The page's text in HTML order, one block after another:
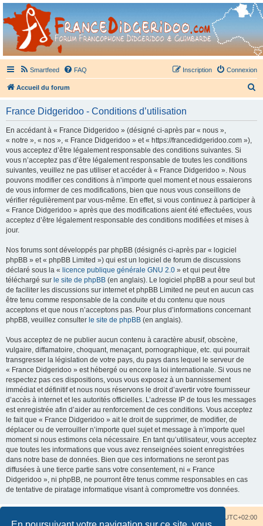
France Didgeridoo
Didgeridoo et Guimbarde sur France Didgeridoo - retrouvez la communauté.
Smartfeed FAQ Connexion
Inscription
Accueil du forum
France Didgeridoo - Conditions d’utilisation
En accédant à « France Didgeridoo » (désigné ci-après par « nous »,
« notre », « nos », « France Didgeridoo » et « https://francedidgeridoo.com »),
vous acceptez d’être légalement responsable des conditions suivantes. Si
vous n’acceptez pas d’être légalement responsable de toutes les conditions
suivantes, veuillez ne pas utiliser et accéder à « France Didgeridoo ». Nous
pouvons modifier ces conditions à n’importe quel moment et nous essaierons
de vous informer de ces modifications, bien que nous vous conseillons de
vérifier régulièrement par vous-même. En effet, si vous continuez à participer à
« France Didgeridoo » après que des modifications aient été effectuées, vous
acceptez d’être légalement responsable des conditions modifiées et mises à
jour.
Nos forums sont développés par phpBB (désignés ci-après par « logiciel
phpBB » et « phpBB Limited ») qui est un logiciel de forum de discussions
déclaré sous la « licence publique générale GNU 2.0 » et qui peut être
téléchargé sur le site de phpBB (en anglais). Le logiciel phpBB a pour seul but
de faciliter les discussions sur internet et phpBB Limited ne peut en aucun cas
être tenu comme responsable de la conduite et du contenu que nous
acceptons et que nous n’acceptons pas. Pour plus d’informations concernant
phpBB, veuillez consulter le site de phpBB (en anglais).
Vous acceptez de ne publier aucun contenu à caractère abusif, obscène,
vulgaire, diffamatoire, choquant, menaçant, pornographique, etc. qui pourrait
transgresser la législation de votre pays, du pays dans lequel le serveur de
« France Didgeridoo » est hébergé ou encore la loi internationale. Si vous ne
respectez pas ces dispositions, vous vous exposez à un bannissement
immédiat et définitif et nous nous réservons le droit d’avertir votre fournisseur
d’accès à internet et les autorités officielles. L’adresse IP de tous les messages
est enregistrée afin d’aider au renforcement de ces conditions. Vous acceptez
le fait que « France Didgeridoo » ait le droit de supprimer, de modifier, de
déplacer ou de verrouiller n’importe quel sujet et message à n’importe quel
moment si nous estimons cela nécessaire. En tant qu’utilisateur, vous acceptez
que toutes les informations que vous avez renseignées soient enregistrées
dans notre base de données. Bien que ces informations ne seront pas
diffusées à une tierce partie sans votre consentement, ni « France
Didgeridoo », ni phpBB, ne pourront être tenus comme responsables en cas
de tentative de piratage informatique visant à compromettre vos données.
UTC+02:00